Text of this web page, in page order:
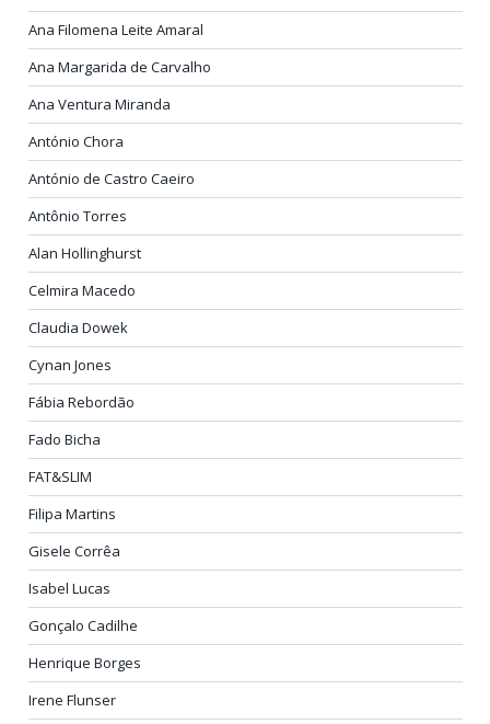
Ana Filomena Leite Amaral
Ana Margarida de Carvalho
Ana Ventura Miranda
António Chora
António de Castro Caeiro
Antônio Torres
Alan Hollinghurst
Celmira Macedo
Claudia Dowek
Cynan Jones
Fábia Rebordão
Fado Bicha
FAT&SLIM
Filipa Martins
Gisele Corrêa
Isabel Lucas
Gonçalo Cadilhe
Henrique Borges
Irene Flunser